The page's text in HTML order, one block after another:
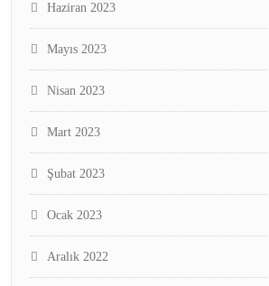
Haziran 2023
Mayıs 2023
Nisan 2023
Mart 2023
Şubat 2023
Ocak 2023
Aralık 2022